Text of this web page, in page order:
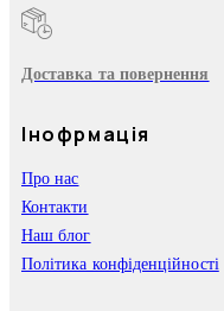
Доставка та повернення
Інофрмація
Про нас
Контакти
Наш блог
Політика конфіденційності